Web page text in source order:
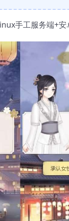
手工服务端+安